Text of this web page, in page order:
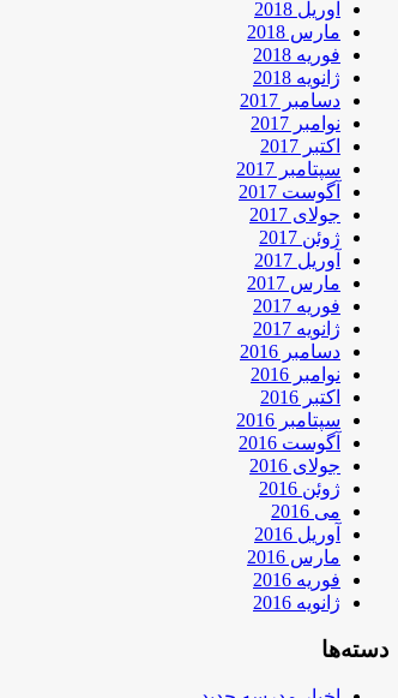
آوریل 2018
مارس 2018
فوریه 2018
ژانویه 2018
دسامبر 2017
نوامبر 2017
اکتبر 2017
سپتامبر 2017
آگوست 2017
جولای 2017
ژوئن 2017
آوریل 2017
مارس 2017
فوریه 2017
ژانویه 2017
دسامبر 2016
نوامبر 2016
اکتبر 2016
سپتامبر 2016
آگوست 2016
جولای 2016
ژوئن 2016
می 2016
آوریل 2016
مارس 2016
فوریه 2016
ژانویه 2016
دسته‌ها